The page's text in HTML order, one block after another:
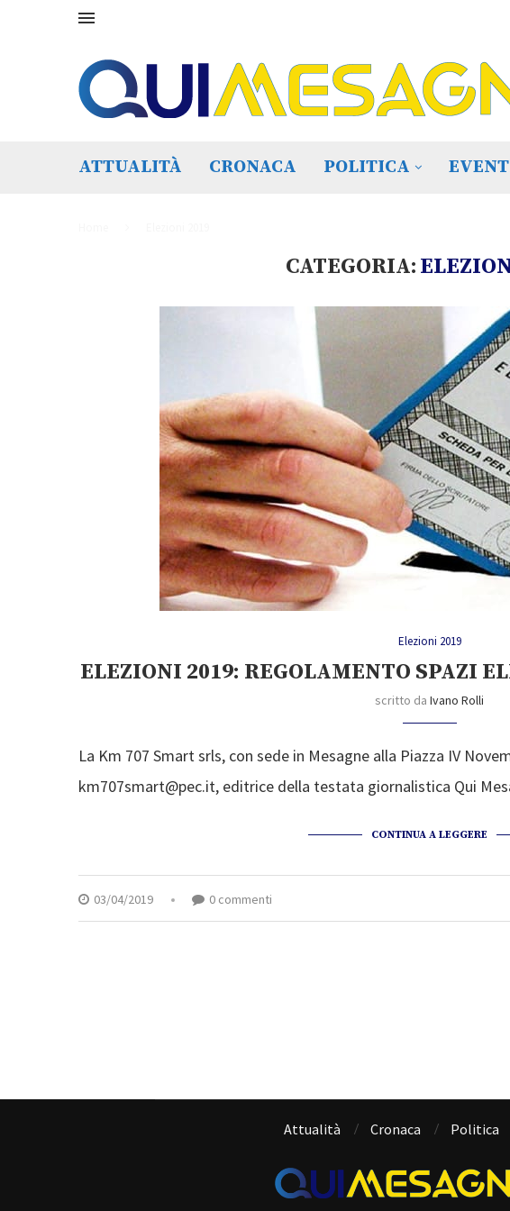
ATTUALITÀ CRONACA POLITICA
CATEGORIA:
Elezioni 2019
ELEZIONI 2019: REGOLAMENTO SPAZI
scritto daIvano Rolli
La Km 707 Smart srls, con sede in Mesagne alla Piazza IV
km707smart@pec.it, editrice della testata giornalistica Qui
CONTINUA A LEGGERE
03/04/2019 0 commenti
Attualità Cronaca Politica